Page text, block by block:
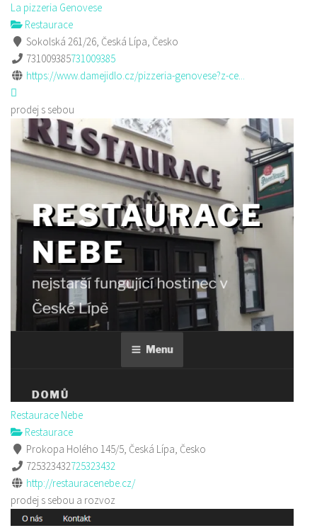
La pizzeria Genovese
Restaurace
Sokolská 261/26, Česká Lípa, Česko
731009385731009385
https://www.damejidlo.cz/pizzeria-genovese?z-ce...
prodej s sebou
Restaurace Nebe
Restaurace
Prokopa Holého 145/5, Česká Lípa, Česko
725323432725323432
http://restauracenebe.cz/
prodej s sebou a rozvoz